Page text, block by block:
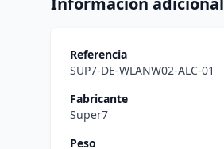
Referencia
SUP7-DE-WLANW02-ALC-01
Fabricante
Super7
Peso